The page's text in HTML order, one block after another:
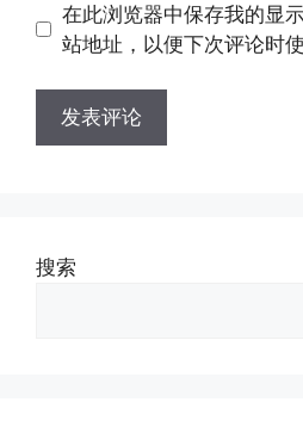
址
址
在此浏览器中保存我的显
站地址，以便下次评论时使
搜索